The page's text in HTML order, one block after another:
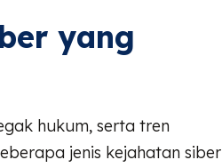
yang
hukum, serta tren
jenis kejahatan siber